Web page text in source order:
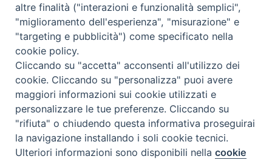
Diocesi
di Como
Diocesi di Como | piazza Grimoldi, 5
altre finalità ("interazioni e funzionalità semplici",
"miglioramento dell'esperienza", "misurazione" e
"targeting e pubblicità") come specificato nella
cookie policy.
Cliccando su "accetta" acconsenti all'utilizzo dei
cookie. Cliccando su "personalizza" puoi avere
maggiori informazioni sui cookie utilizzati e
personalizzare le tue preferenze. Cliccando su
"rifiuta" o chiudendo questa informativa proseguirai
la navigazione installando i soli cookie tecnici.
Ulteriori informazioni sono disponibili nellacookie